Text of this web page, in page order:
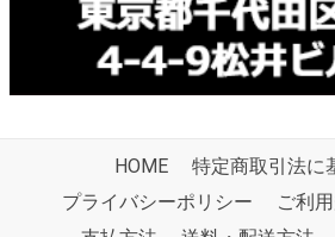
HOME
特定商取引法に
プライバシーポリシー
ご利